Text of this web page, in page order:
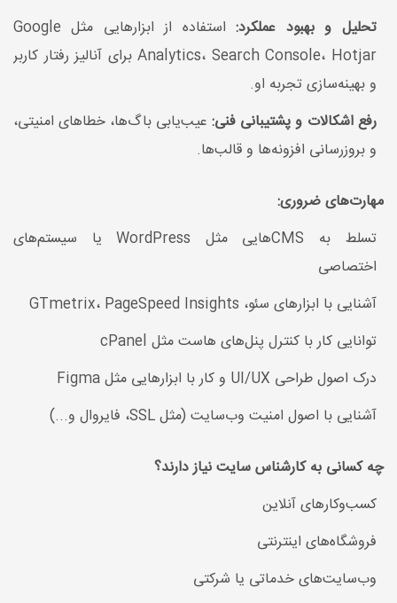
تحلیل و بهبود عملکرد:
استفاده از ابزارهایی مثل Google
Analytics، Search Console، Hotjar برای آنالیز رفتار کاربر
و بهینه‌سازی تجربه او.
رفع اشکالات و پشتیبانی فنی:عیب‌یابی باگ‌ها، خطاهای امنیتی،
و بروزرسانی افزونه‌ها و قالب‌ها.
مهارت‌های ضروری:
تسلط به CMSهایی مثل WordPress یا سیستم‌های
اختصاصی
آشنایی با ابزارهای سئو، GTmetrix، PageSpeed Insights
توانایی کار با کنترل پنل‌های هاست مثل cPanel
درک اصول طراحی UI/UX و کار با ابزارهایی مثل Figma
آشنایی با اصول امنیت وب‌سایت (مثل SSL، فایروال و...)
چه کسانی به کارشناس سایت نیاز دارند؟
کسب‌وکارهای آنلاین
فروشگاه‌های اینترنتی
وب‌سایت‌های خدماتی یا شرکتی